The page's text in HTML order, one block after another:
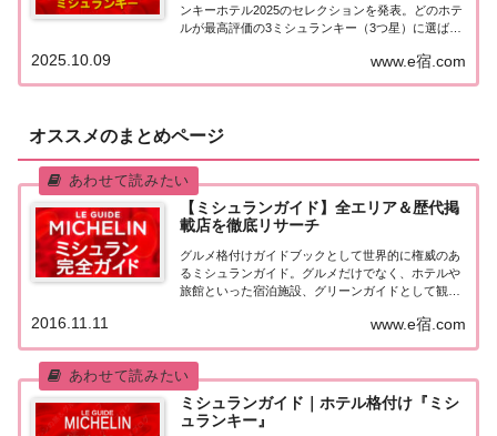
ンキーホテル2025のセレクションを発表。どのホテ
ルが最高評価の3ミシュランキー（3つ星）に選ばれ
ルを一覧にまとめました。【ミシュランガイド
2025】ミシュランキーホテルを発表日本ミ...
www.e宿.com
2025.10.09
オススメのまとめページ
【ミシュランガイド】全エリア＆歴代掲
載店を徹底リサーチ
グルメ格付けガイドブックとして世界的に権威のあ
るミシュランガイド。グルメだけでなく、ホテルや
旅館といった宿泊施設、グリーンガイドとして観光
本版としては、2007年11月20日に「ミシュランガイ
www.e宿.com
2016.11.11
ミシュランガイド｜ホテル格付け『ミシ
ュランキー』